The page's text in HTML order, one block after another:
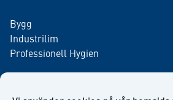
Bygg
Industrilim
Professionell Hygien